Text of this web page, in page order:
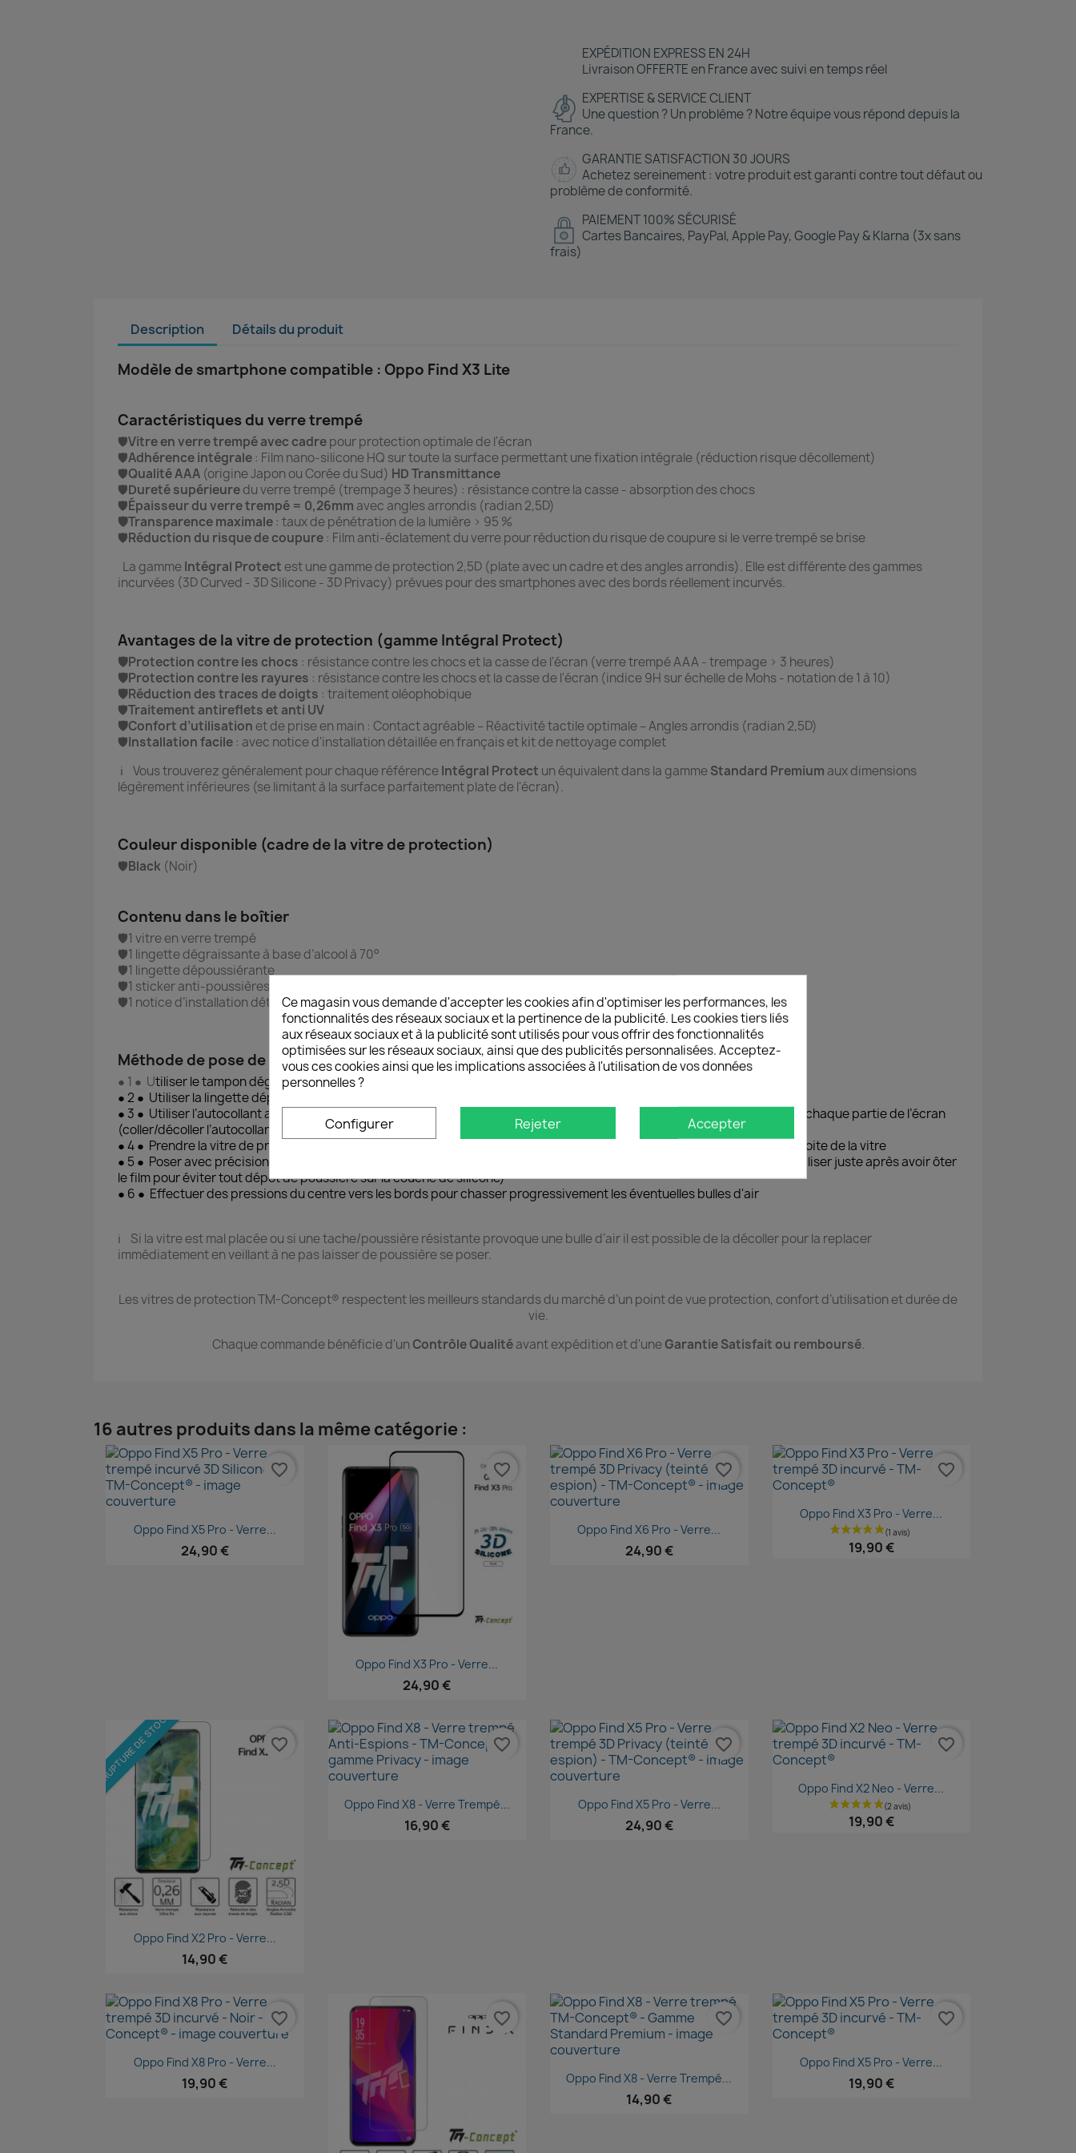
EXPÉDITION EXPRESS EN 24H
Livraison OFFERTE en France avec suivi en temps réel
EXPERTISE & SERVICE CLIENT
Une question ? Un problème ? Notre équipe vous répond depuis la
France.
GARANTIE SATISFACTION 30 JOURS
Achetez sereinement : votre produit est garanti contre tout défaut ou
problème de conformité.
PAIEMENT 100% SÉCURISÉ
Cartes Bancaires, PayPal, Apple Pay, Google Pay & Klarna (3x sans
frais)
Description Détails du produit
Modèle de smartphone compatible : Oppo Find X3 Lite
Caractéristiques du verre trempé
🛡️Vitre en verre trempé avec cadrepour protection optimale de l'écran
🛡️Adhérence intégrale : Film nano-silicone HQ sur toute la surface permettant une fixation intégrale (réduction risque décollement)
🛡️Qualité AAA (origine Japon ou Corée du Sud) HD Transmittance
🛡️Dureté supérieuredu verre trempé (trempage 3 heures) : résistance contre la casse - absorption des chocs
🛡️Épaisseur du verre trempé = 0,26mm avec angles arrondis (radian 2,5D)
🛡️Transparence maximale : taux de pénétration de la lumière > 95 %
🛡️Réduction du risque de coupure : Film anti-éclatement du verre pour réduction du risque de coupure si le verre trempé se brise
La gammeIntégral Protect est une gamme de protection 2,5D (plate avec un cadre et des angles arrondis). Elle est différente des gammes
incurvées (3D Curved - 3D Silicone - 3D Privacy) prévues pour des smartphones avec des bords réellement incurvés.
Avantages de la vitre de protection (gamme Intégral Protect)
🛡️Protection contre les chocs : résistance contre les chocs et la casse de l'écran (verre trempé AAA - trempage > 3 heures)
🛡️Protection contre les rayures : résistance contre les chocs et la casse de l'écran (indice 9H sur échelle de Mohs - notation de 1 à 10)
🛡️Réduction des traces de doigts : traitement oléophobique
🛡️Traitement antireflets et anti UV
🛡️Confort d’utilisation et de prise en main : Contact agréable – Réactivité tactile optimale – Angles arrondis (radian 2,5D)
🛡️Installation facile : avec notice d'installation détaillée en français et kit de nettoyage complet
ℹ️ Vous trouverez généralement pour chaque référenceIntégral Protect un équivalent dans la gammeStandard Premium aux dimensions
légèrement inférieures (se limitant à la surface parfaitement plate de l'écran).
Couleur disponible (cadre de la vitre de protection)
🛡️Black (Noir)
Contenu dans le boîtier
🛡️1 vitre en verre trempé
🛡️1 lingette dégraissante à base d’alcool à 70°
🛡️1 lingette dépoussiérante
🛡️1 sticker anti-poussières résiduelles
🛡️1 notice d’installation détaillée en français
Méthode de pose de la vitre
● 1 ● Utiliser le tampon dégraissant afin d’enlever toutes traces de graisses et/ou de colle
● 2 ● Utiliser la lingette dépoussiérante afin de sécher l’alcool et supprimer l’ensemble des poussières sur l’écran
● 3 ● Utiliser l’autocollant anti-poussière pour retirer d’éventuelles poussières résiduelles en essayant de l’appliquer sur chaque partie de l’écran
(coller/décoller l’autocollant)
● 4 ● Prendre la vitre de protection et ôter le film plastique provisoire en tirant délicatement sur l’autocollant en haut à droite de la vitre
● 5 ● Poser avec précision la vitre de protection sur l’écran du Smartphone en l’alignant sur les bords du téléphone (à réaliser juste après avoir ôter
le film pour éviter tout dépôt de poussière sur la couche de silicone)
● 6 ● Effectuer des pressions du centre vers les bords pour chasser progressivement les éventuelles bulles d'air
ℹ️ Si la vitre est mal placée ou si une tache/poussière résistante provoque une bulle d’air il est possible de la décoller pour la replacer
immédiatement en veillant à ne pas laisser de poussière se poser.
Les vitres de protection TM-Concept® respectent les meilleurs standards du marché d’un point de vue protection, confort d’utilisation et durée de
vie.
Chaque commande bénéficie d'un Contrôle Qualitéavant expédition et d'uneGarantie Satisfait ou remboursé.
16 autres produits dans la même catégorie :
Aperçu rapide
Oppo Find X5 Pro - Verre...
24,90 €
favorite_border
Aperçu rapide
Oppo Find X3 Pro - Verre...
24,90 €
favorite_border
Aperçu rapide
Oppo Find X6 Pro - Verre...
24,90 €
favorite_border
Aperçu rapide
Oppo Find X3 Pro - Verre...
19,90 €
favorite_border
Aperçu rapide
Oppo Find X2 Pro - Verre...
14,90 €
RUPTURE DE STOCK favorite_border
Aperçu rapide
Oppo Find X8 - Verre Trempé...
16,90 €
favorite_border
Aperçu rapide
Oppo Find X5 Pro - Verre...
24,90 €
favorite_border
Aperçu rapide
Oppo Find X2 Neo - Verre...
19,90 €
favorite_border
Aperçu rapide
Oppo Find X8 Pro - Verre...
19,90 €
favorite_border favorite_border
Aperçu rapide
Oppo Find X8 - Verre Trempé...
14,90 €
favorite_border
Aperçu rapide
Oppo Find X5 Pro - Verre...
19,90 €
favorite_border
Ce magasin vous demande d'accepter les cookies afin d'optimiser les performances, les
fonctionnalités des réseaux sociaux et la pertinence de la publicité. Les cookies tiers liés
aux réseaux sociaux et à la publicité sont utilisés pour vous offrir des fonctionnalités
optimisées sur les réseaux sociaux, ainsi que des publicités personnalisées. Acceptez-
vous ces cookies ainsi que les implications associées à l'utilisation de vos données
personnelles ?
Configurer Rejeter Accepter